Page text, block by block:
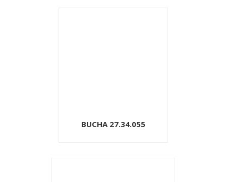
BUCHA 27.34.055